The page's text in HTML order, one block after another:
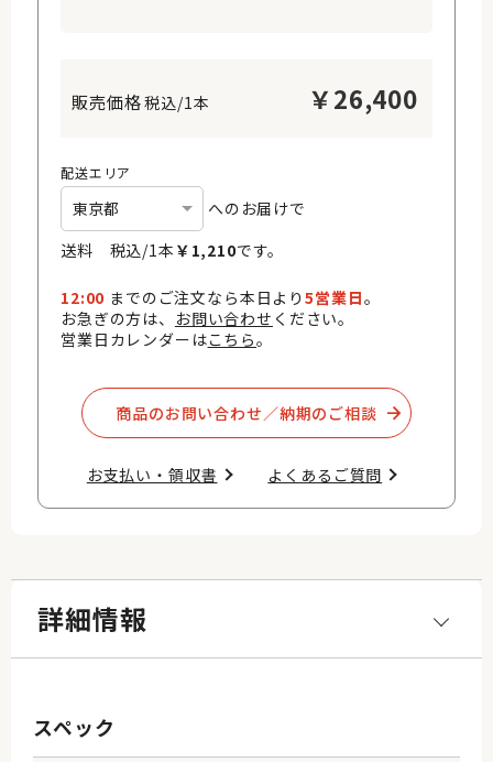
税込/1本 ￥26,400
配送エリア
へのお届けで
送料 税込/1本 ￥ 1,210です。
12:00 までのご注文なら本日より5営業日。
お急ぎの方は、 お問い合わせ ください。
営業日カレンダーはこちら。
商品のお問い合わせ／納期のご相談​
お支払い・領収書​ よくあるご質問​
詳細情報
スペック